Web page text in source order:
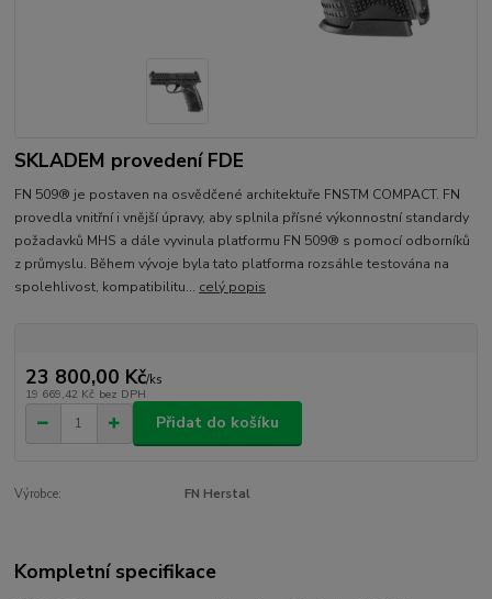
SKLADEM provedení FDE
FN 509® je postaven na osvědčené architektuře FNSTM COMPACT. FN
provedla vnitřní i vnější úpravy, aby splnila přísné výkonnostní standardy
požadavků MHS a dále vyvinula platformu FN 509® s pomocí odborníků
z průmyslu. Během vývoje byla tato platforma rozsáhle testována na
spolehlivost, kompatibilitu... celý popis
23 800,00 Kč/ks
19 669,42 Kč bez DPH
Přidat do košíku
Výrobce: FN Herstal
Kompletní specifikace